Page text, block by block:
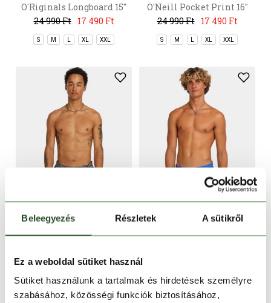
Beleegyezés Részletek A sütikről
Ez a weboldal sütiket használ
Sütiket használunk a tartalmak és hirdetések személyre
szabásához, közösségi funkciók biztosításához,
O'Riginals Longboard 15"
Swimshorts
24 990 Ft 17 490 Ft
S M L XL XXL
O'Neill Pocket Print 16"
Swimshorts
24 990 Ft 17 490 Ft
S M L XL XXL
-30%
O'NEILL
Swimshorts
24 990 Ft 17 490 Ft
S M L XL XXL
-20%
O'NEILL
S M L XL XXL